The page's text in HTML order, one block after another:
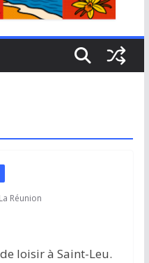
Réunion
loisir à Saint-Leu.